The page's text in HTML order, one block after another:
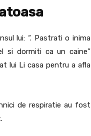
lui: “. Pastrati o inima
si dormiti ca un caine”
lui Li casa pentru a afla
de respiratie au fost